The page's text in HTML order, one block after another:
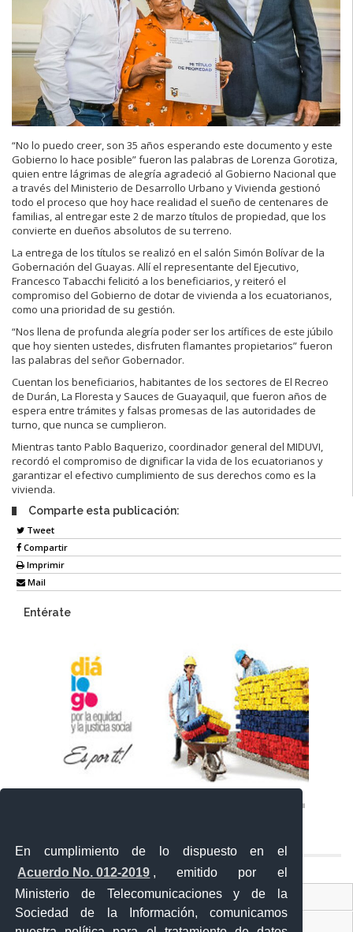
En cumplimiento de lo dispuesto en el
Acuerdo No. 012-2019 , emitido por el
Ministerio de Telecomunicaciones y de la
Sociedad de la Información, comunicamos
“No lo puedo creer, son 35 años esperando este documento y este
Gobierno lo hace posible” fueron las palabras de Lorenza Gorotiza,
quien entre lágrimas de alegría agradeció al Gobierno Nacional que
a través del Ministerio de Desarrollo Urbano y Vivienda gestionó
todo el proceso que hoy hace realidad el sueño de centenares de
familias, al entregar este 2 de marzo títulos de propiedad, que los
convierte en dueños absolutos de su terreno.
La entrega de los títulos se realizó en el salón Simón Bolívar de la
Gobernación del Guayas. Allí el representante del Ejecutivo,
Francesco Tabacchi felicitó a los beneficiarios, y reiteró el
compromiso del Gobierno de dotar de vivienda a los ecuatorianos,
como una prioridad de su gestión.
“Nos llena de profunda alegría poder ser los artífices de este júbilo
que hoy sienten ustedes, disfruten flamantes propietarios” fueron
las palabras del señorGobernador.
Cuentan los beneficiarios, habitantes de los sectores de El Recreo
de Durán, La Floresta y Sauces de Guayaquil, que fueron años de
espera entre trámites yfalsas promesas de las autoridades de
turno, que nunca se cumplieron.
Mientras tanto Pablo Baquerizo, coordinador general del MIDUVI,
recordó el compromiso de dignificar la vida de los ecuatorianos y
garantizar el efectivo cumplimiento de sus derechos como es la
vivienda.
Comparte esta publicación:
Tweet
Compartir
Imprimir
Mail
Entérate
Ventanilla Única Virtual
Ventanilla Única de Comercio Exterior